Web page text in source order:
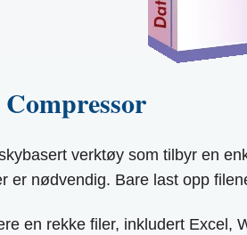
verktøy som tilbyr en
er nødvendig. Bare last opp
en rekke filer, inkludert